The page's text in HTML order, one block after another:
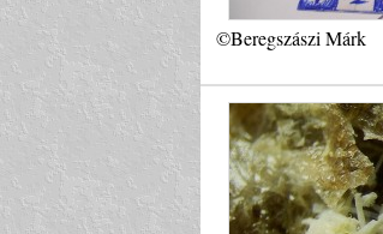
©Beregszászi Márk